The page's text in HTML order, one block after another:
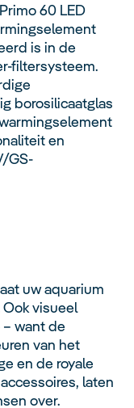
60 LED
is in de
filtersysteem.
borosilicaatglas
en
GS-
uw aquarium
visueel
want de
van het
en de royale
laten
over.